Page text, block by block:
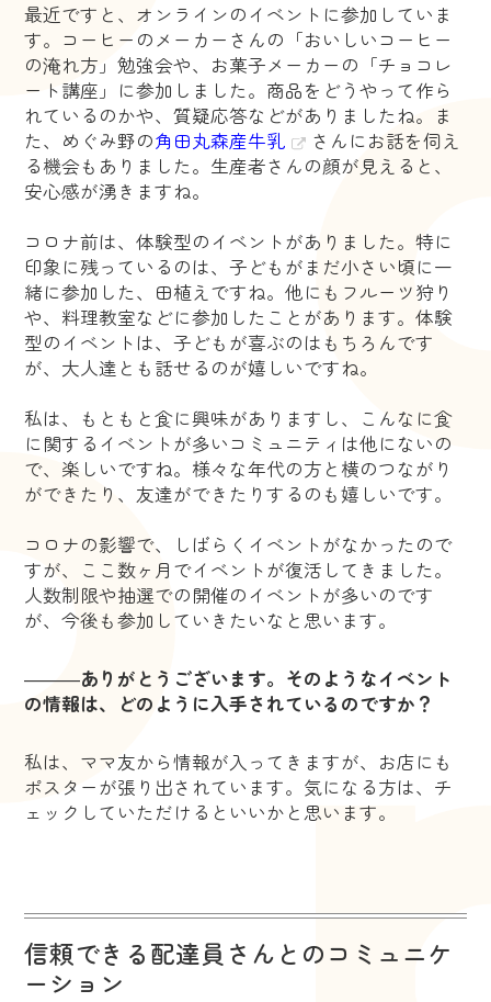
最近ですと、オンラインのイベントに参加していま
す。コーヒーのメーカーさんの「おいしいコーヒー
の淹れ方」勉強会や、お菓子メーカーの「チョコレ
ート講座」に参加しました。商品をどうやって作ら
れているのかや、質疑応答などがありましたね。ま
た、めぐみ野の角田丸森産牛乳
さんにお話を伺え
る機会もありました。生産者さんの顔が見えると、
安心感が湧きますね。
コロナ前は、体験型のイベントがありました。特に
印象に残っているのは、子どもがまだ小さい頃に一
緒に参加した、田植えですね。他にもフルーツ狩り
や、料理教室などに参加したことがあります。体験
型のイベントは、子どもが喜ぶのはもちろんです
が、大人達とも話せるのが嬉しいですね。
私は、もともと食に興味がありますし、こんなに食
に関するイベントが多いコミュニティは他にないの
で、楽しいですね。様々な年代の方と横のつながり
ができたり、友達ができたりするのも嬉しいです。
コロナの影響で、しばらくイベントがなかったので
すが、ここ数ヶ月でイベントが復活してきました。
人数制限や抽選での開催のイベントが多いのです
が、今後も参加していきたいなと思います。
―――ありがとうございます。 そのようなイベント
の情報は、どのように入手されているのですか？
私は、ママ友から情報が入ってきますが、お店にも
ポスターが張り出されています。気になる方は、チ
ェックしていただけるといいかと思います。
信頼できる配達員さんとのコミュニケ
ーション